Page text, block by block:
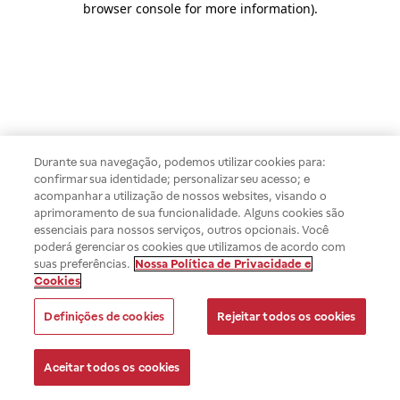
browser console for more information).
Durante sua navegação, podemos utilizar cookies para:
confirmar sua identidade; personalizar seu acesso; e
acompanhar a utilização de nossos websites, visando o
aprimoramento de sua funcionalidade. Alguns cookies são
essenciais para nossos serviços, outros opcionais. Você
poderá gerenciar os cookies que utilizamos de acordo com
suas preferências. Nossa Política de Privacidade e
Cookies
Definições de cookies Rejeitar todos os cookies
Aceitar todos os cookies